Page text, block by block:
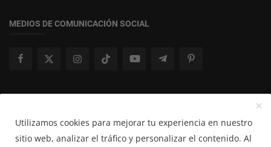
MEDIOS DE COMUNICACIÓN SOCIAL
Suscribir
Utilizamos cookies para mejorar tu experiencia en nuestro
sitio web, analizar el tráfico y personalizar el contenido. Al